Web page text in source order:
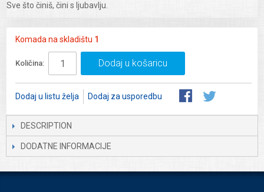
Sve što činiš, čini s ljubavlju.
Komada na skladištu 1
Količina: Dodaj u košaricu
Dodaj u listu želja Dodaj za usporedbu
DESCRIPTION
DODATNE INFORMACIJE